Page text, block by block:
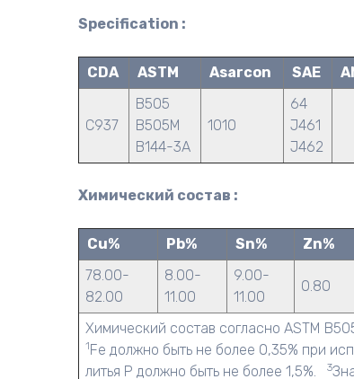
Specification :
CDA ASTM Asarcon SAE
C937
B505
B505M
B144-3A
1010
64
J461
J462
Химический состав :
Cu% Pb% Sn% Zn%
Химический состав согласно ASTM
1Fe должно быть не более 0,35% при
литья P должно быть не более 1,5%.
3
78.00-
82.00
8.00-
11.00
9.00-
11.00
0.80